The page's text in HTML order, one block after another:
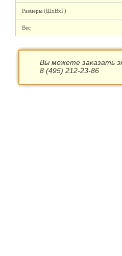
Размеры (ШхВхГ)
Вес
Вы можете заказать
8 (495) 212-23-86